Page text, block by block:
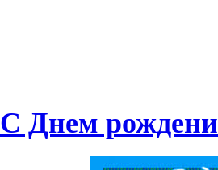
С Днем